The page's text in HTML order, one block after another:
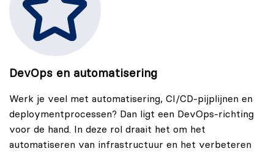
DevOps en automatisering
Werk je veel met automatisering, CI/CD-pijplijnen en
deploymentprocessen? Dan ligt een DevOps-richting
voor de hand. In deze rol draait het om het
automatiseren van infrastructuur en het verbeteren